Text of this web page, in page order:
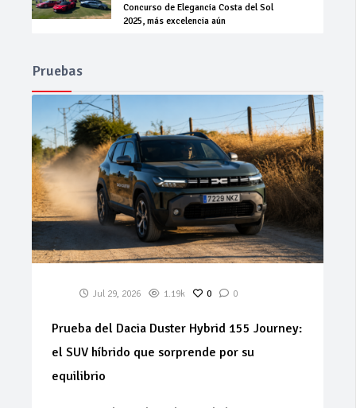
Concurso de Elegancia Costa del Sol
2025, más excelencia aún
Pruebas
Jul 29, 2026 1.19k 0 0
Prueba del Dacia Duster Hybrid 155 Journey:
el SUV híbrido que sorprende por su
equilibrio